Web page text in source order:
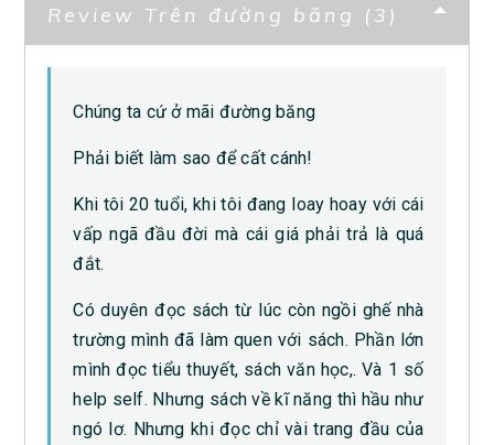
Review Trên đường băng (3)
Chúng ta cứ ở mãi đường băng
Phải biết làm sao để cất cánh!
Khi tôi 20 tuổi, khi tôi đang loay hoay với cái
vấp ngã đầu đời mà cái giá phải trả là quá
đắt.
Có duyên đọc sách từ lúc còn ngồi ghế nhà
trường mình đã làm quen với sách. Phần lớn
mình đọc tiểu thuyết, sách văn học,. Và 1 số
help self. Nhưng sách về kĩ năng thì hầu như
ngó lơ. Nhưng khi đọc chỉ vài trang đầu của